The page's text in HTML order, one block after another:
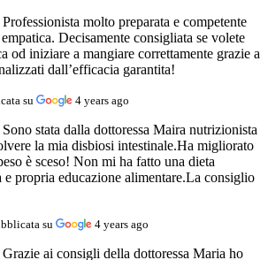
Professionista molto preparata e competente
Decisamente consigliata se volete
od iniziare a mangiare correttamente grazie a
dall’efficacia garantita!
su 4 years ago
Sono stata dalla dottoressa Maira nutrizionista
la mia disbiosi intestinale.Ha migliorato
è sceso! Non mi ha fatto una dieta
e propria educazione alimentare.La consiglio
su 4 years ago
Grazie ai consigli della dottoressa Maria ho